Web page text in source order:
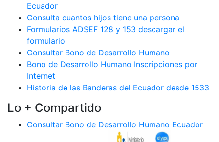
Ecuador
Consulta cuantos hijos tiene una persona
Formularios ADSEF 128 y 153 descargar el
formulario
Consultar Bono de Desarrollo Humano
Bono de Desarrollo Humano Inscripciones por
Internet
Historia de las Banderas del Ecuador desde 1533
Lo + Compartido
Consultar Bono de Desarrollo Humano Ecuador